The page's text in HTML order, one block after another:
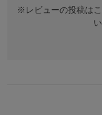
※レビューの投稿は